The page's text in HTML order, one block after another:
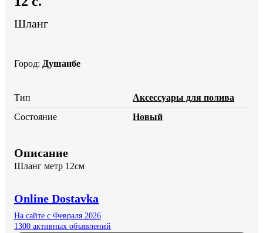
Шланг
Город: Душанбе
Тип
Аксессуары для полива
Состояние
Новый
Описание
Шланг метр 12см
Online Dostavka
На сайте с Февраля 2026
1300 активных объявлений